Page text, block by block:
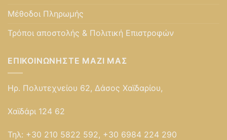
Μέθοδοι Πληρωμής
Τρόποι αποστολής & Πολιτική Επιστροφών
ΕΠΙΚΟΙΝΩΝΉΣΤΕ ΜΑΖΊ ΜΑΣ
Ηρ. Πολυτεχνείου 62, Δάσος Χαϊδαρίου,
Χαϊδάρι 124 62
Τηλ: +30 210 5822 592, +30 6984 224 290